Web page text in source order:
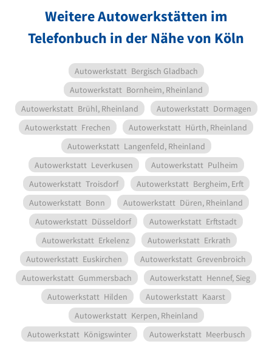
Weitere Autowerkstätten im
Telefonbuch in der Nähe von Köln
Autowerkstatt Bergisch Gladbach
Autowerkstatt Bornheim, Rheinland
Autowerkstatt Brühl, Rheinland Autowerkstatt Dormagen
Autowerkstatt Frechen Autowerkstatt Hürth, Rheinland
Autowerkstatt Langenfeld, Rheinland
Autowerkstatt Leverkusen Autowerkstatt Pulheim
Autowerkstatt Troisdorf Autowerkstatt Bergheim, Erft
Autowerkstatt Bonn Autowerkstatt Düren, Rheinland
Autowerkstatt Düsseldorf Autowerkstatt Erftstadt
Autowerkstatt Erkelenz Autowerkstatt Erkrath
Autowerkstatt Euskirchen Autowerkstatt Grevenbroich
Autowerkstatt Gummersbach Autowerkstatt Hennef, Sieg
Autowerkstatt Hilden Autowerkstatt Kaarst
Autowerkstatt Kerpen, Rheinland
Autowerkstatt Königswinter Autowerkstatt Meerbusch